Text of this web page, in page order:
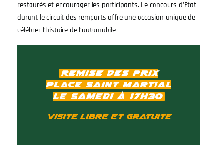
restaurés et encourager les participants. Le concours d’État
durant le circuit des remparts offre une occasion unique de
célébrer l’histoire de l’automobile
Remise des prix
place Saint Martial
le samedi à 17h30
Visite libre et gratuite